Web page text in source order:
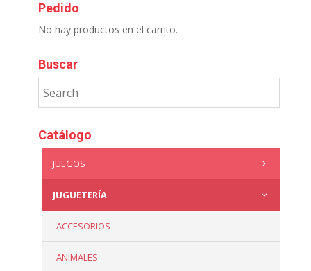
Pedido
No hay productos en el carrito.
Buscar
Catálogo
JUEGOS
JUGUETERÍA
ACCESORIOS
ANIMALES